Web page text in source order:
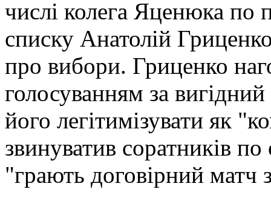
числі колега Яценюка по
списку Анатолій
про вибори. Гриценко
голосуванням за
його легітимізувати як
звинуватив соратників
"грають договірний матч